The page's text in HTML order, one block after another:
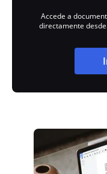
Accede a
directamente